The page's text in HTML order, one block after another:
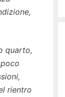
quarto,
rientro